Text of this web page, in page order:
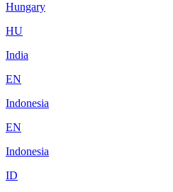
Hungary
HU
India
EN
Indonesia
EN
Indonesia
ID